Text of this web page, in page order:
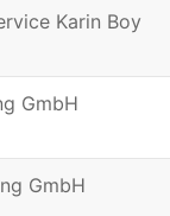
Karin Boy
GmbH
GmbH